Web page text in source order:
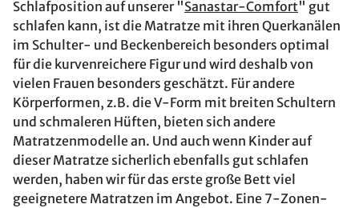
Schlafposition auf unserer "Sanastar-Comfort" gut
schlafen kann, ist die Matratze mit ihren Querkanälen
im Schulter- und Beckenbereich besonders optimal
für die kurvenreichere Figur und wird deshalb von
vielen Frauen besonders geschätzt. Für andere
Körperformen, z.B. die V-Form mit breiten Schultern
und schmaleren Hüften, bieten sich andere
Matratzenmodelle an. Und auch wenn Kinder auf
dieser Matratze sicherlich ebenfalls gut schlafen
werden, haben wir für das erste große Bett viel
geeignetere Matratzen im Angebot. Eine 7-Zonen-